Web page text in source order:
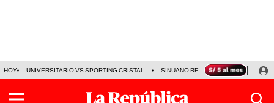
HOY UNIVERSITARIO VS SPORTING CRISTAL SINUANO RESULTADOS HOY